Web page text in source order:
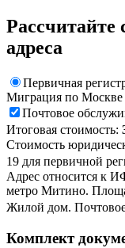
Рассчитайте
адреса
Первичная
Миграция по Москве
Почтовое
Итоговая стоимость:
Стоимость
19 для первичной
Адрес относится к
метро Митино.
Жилой дом.
Комплект